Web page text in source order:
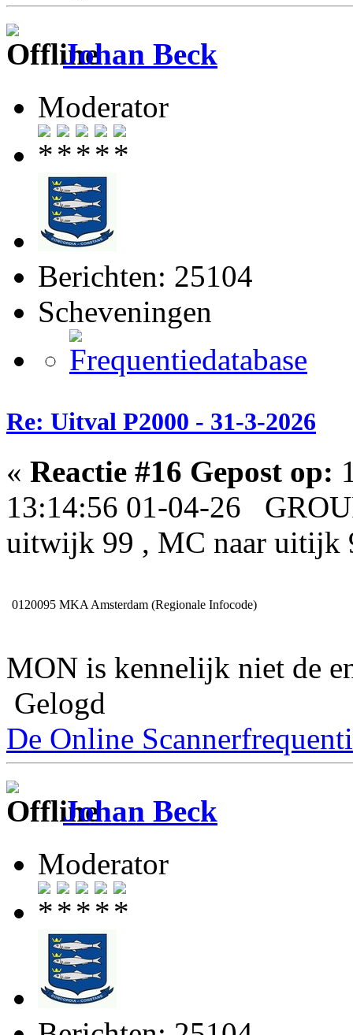
Johan Beck
Moderator
Berichten: 25104
Scheveningen
Re: Uitval P2000 - 31-3-2026
« Reactie #16 Gepost op:
13:14:56 01-04-26
uitwijk 99 , MC naar uitijk
0120095 MKA Amsterdam (Regionale Infocode)
MON is kennelijk niet de
Gelogd
De Online
Johan Beck
Moderator